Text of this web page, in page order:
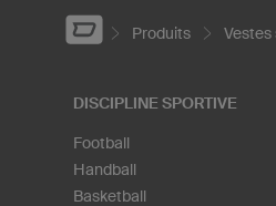
Produits
DISCIPLINE SPORTIVE
Football
Handball
Basketball